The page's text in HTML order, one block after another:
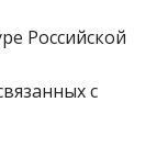
Российской
с